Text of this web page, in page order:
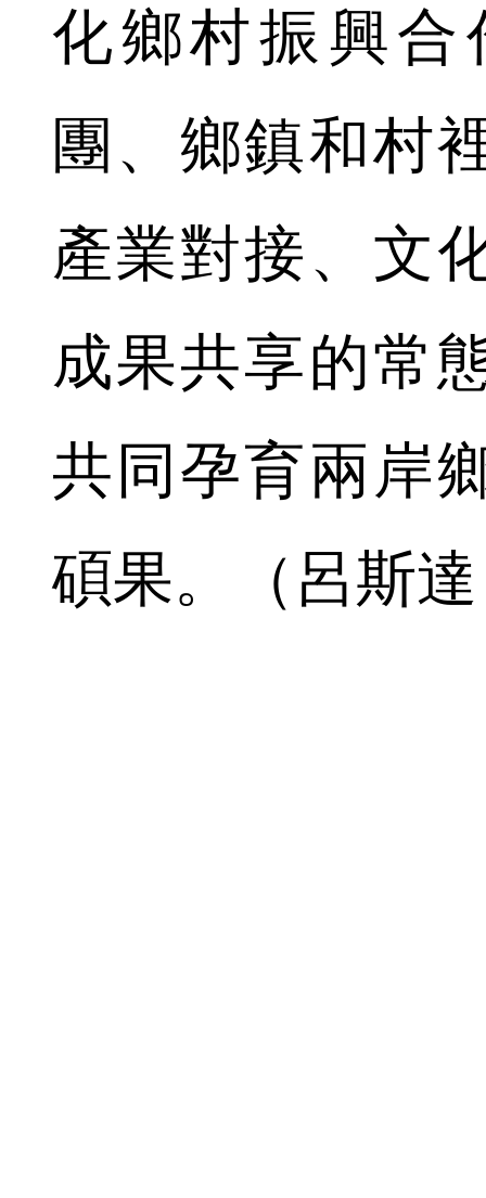
化鄉村振興
團、鄉鎮和村
產業對接、文
成果共享的常
共同孕育兩岸
碩果。（呂斯